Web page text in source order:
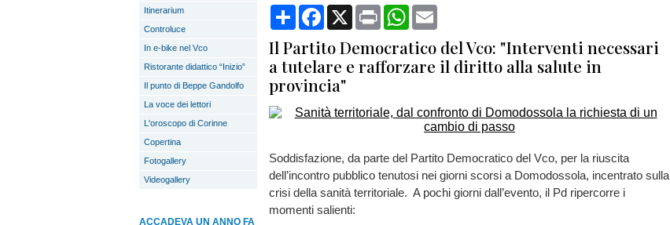
Itinerarium
Controluce
In e-bike nel Vco
Ristorante didattico “Inizio”
Il punto di Beppe Gandolfo
La voce dei lettori
L'oroscopo di Corinne
Copertina
Fotogallery
Videogallery
ACCADEVA UN ANNO FA
CondividiFacebook
X Print WhatsApp
Il Partito Democratico del Vco: "Interventi necessari
a tutelare e rafforzare il diritto alla salute in
provincia"
Soddisfazione, da parte del Partito Democratico del Vco, per la riuscita
dell’incontro pubblico tenutosi nei giorni scorsi a Domodossola, incentrato sulla
crisi della sanità territoriale. A pochi giorni dall’evento, il Pd ripercorre i
momenti salienti: